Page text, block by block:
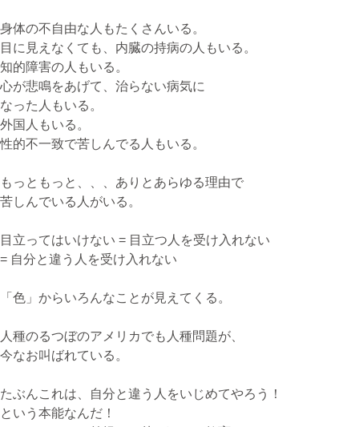
身体の不自由な人もたくさんいる。
目に見えなくても、内臓の持病の人もいる。
知的障害の人もいる。
心が悲鳴をあげて、治らない病気に
なった人もいる。
外国人もいる。
性的不一致で苦しんでる人もいる。
もっともっと、、、ありとあらゆる理由で
苦しんでいる人がいる。
目立ってはいけない = 目立つ人を受け入れない
= 自分と違う人を受け入れない
「色」からいろんなことが見えてくる。
人種のるつぼのアメリカでも人種問題が、
今なお叫ばれている。
たぶんこれは、自分と違う人をいじめてやろう！
という本能なんだ！